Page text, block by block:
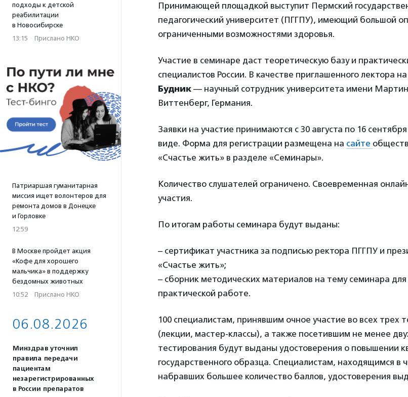
подходы к детской
реабилитации
в Новосибирске
13:15 · Прислано НКО
Патриаршая гуманитарная
миссия ищет волонтеров для
ремонта домов в Донецке
и Горловке
12:59
В Москве пройдет акция
«Кофе для хорошего
мальчика» в поддержку
бездомных животных
10:52 · Прислано НКО
06.08.2026
Минздрав уточнил
правила передачи
пациентам
незарегистрированных
в России препаратов
Принимающей площадкой выступит Пермский
педагогический университет (ПГГПУ), имеющий большой
ограниченными возможностями здоровья.
Участие в семинаре даст теоретическую базу и
специалистов России. В качестве приглашенного лектора
Будник — научный сотрудник университета имени
Виттенберг, Германия.
Заявки на участие принимаются с 30 августа по 16
виде. Форма для регистрации размещена на сайте
«Счастье жить» в разделе «Семинары».
Количество слушателей ограничено. Своевременная
участия.
По итогам работы семинара будут выданы:
– сертификат участника за подписью ректора ПГГПУ и
«Счастье жить»;
– сборник методических материалов на тему семинара для
практической работе.
100 специалистам, принявшим очное участие во всех трех
(лекции, мастер-классы), а также посетившим не менее
тестирования будут выданы удостоверения о повышении
государственного образца. Специалистам, находящимся в
набравших большее количество баллов, удостоверения